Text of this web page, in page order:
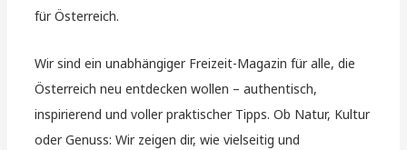
für Österreich.
Wir sind ein unabhängiger Freizeit-Magazin für alle, die
Österreich neu entdecken wollen – authentisch,
inspirierend und voller praktischer Tipps. Ob Natur, Kultur
oder Genuss: Wir zeigen dir, wie vielseitig und